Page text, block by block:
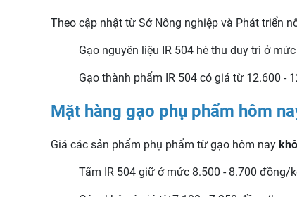
Theo cập nhật từ Sở Nông nghiệp và Phát triển
Gạo nguyên liệu IR 504 hè thu duy trì ở
Gạo thành phẩm IR 504 có giá từ 12.600 -
Mặt hàng gạo phụ phẩm hôm
Giá các sản phẩm phụ phẩm từ gạo hôm nay
Tấm IR 504 giữ ở mức 8.500 - 8.700 đồng/